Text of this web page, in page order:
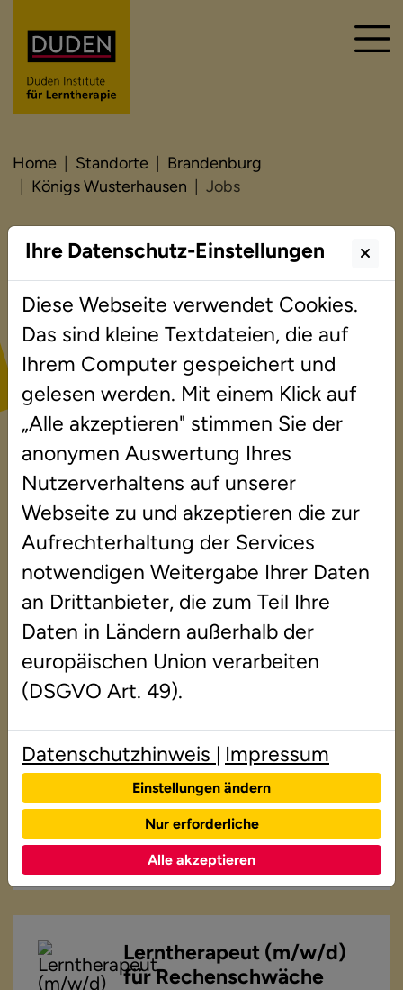
Home Standorte
Brandenburg
Königs Wusterhausen
Jobs
Jobs
Sie interessieren sich für eine Tätigkeit bei
den Duden Instituten für Lerntherapie am
Standort Königs Wusterhausen? Derzeit sind
folgende Positionen ausgeschrieben. Wir
freuen uns über Ihre Bewerbung!
Lerntherapeut (m/w/d)
für Lese-Rechtschreib-
Schwäche
nebenberuflich
Wir suchen Lerntherapeuten
und solche, die es werden
wollen. Wir bieten eine
attraktive Nebentätigkeit
und bilden Sie aus....
mehr lesen
Lerntherapeut (m/w/d)
für Rechenschwäche
Ihre Datenschutz-Einstellungen
Diese Webseite verwendet Cookies.
Das sind kleine Textdateien, die auf
Ihrem Computer gespeichert und
gelesen werden. Mit einem Klick auf
„Alle akzeptieren" stimmen Sie der
anonymen Auswertung Ihres
Nutzerverhaltens auf unserer
Webseite zu und akzeptieren die zur
Aufrechterhaltung der Services
notwendigen Weitergabe Ihrer Daten
an Drittanbieter, die zum Teil Ihre
Daten in Ländern außerhalb der
europäischen Union verarbeiten
(DSGVO Art. 49).
Datenschutzhinweis | Impressum
Einstellungen ändern
Nur erforderliche
Alle akzeptieren